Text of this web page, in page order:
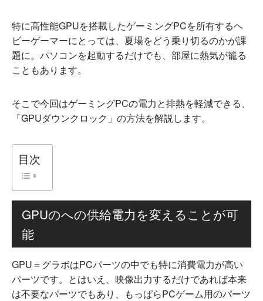
特に高性能GPUを搭載したゲーミングPCを所有するヘ
ビーゲーマーにとっては、夏場をどう乗り切るのかが課
題に。パソコンを起動するだけでも、部屋に熱気が籠る
こともあります。
そこで今回はゲーミングPCの電力と排熱を軽減できる、
「GPUダウンクロック」の方法を解説します。
目次
GPUのへの供給電力を変えることが可
能
GPU＝グラボはPCパーツの中でも特に消費電力が高い
パーツです。とはいえ、映像出力するだけであれば本来
は不要なパーツでもあり、もっぱらPCゲーム用のパーツ